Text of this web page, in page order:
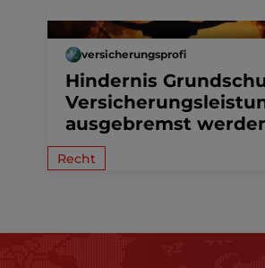
versicherungsprofi
Hindernis
ausgebremst
Recht